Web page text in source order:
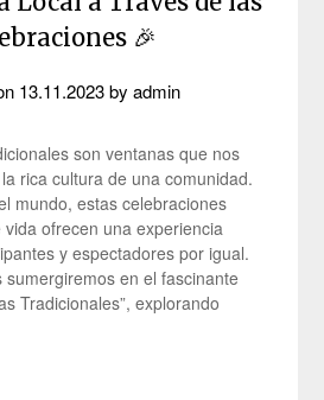
🎉
13.11.2023by admin
son ventanas que nos
rica cultura de una comunidad.
mundo, estas celebraciones
ofrecen una experiencia
y espectadores por igual.
en el fascinante
Tradicionales”, explorando